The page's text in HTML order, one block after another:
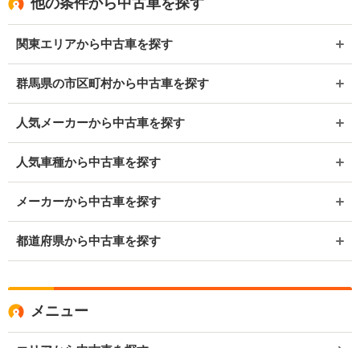
他の条件から中古車を探す
関東エリアから中古車を探す
群馬県の市区町村から中古車を探す
人気メーカーから中古車を探す
人気車種から中古車を探す
メーカーから中古車を探す
都道府県から中古車を探す
メニュー